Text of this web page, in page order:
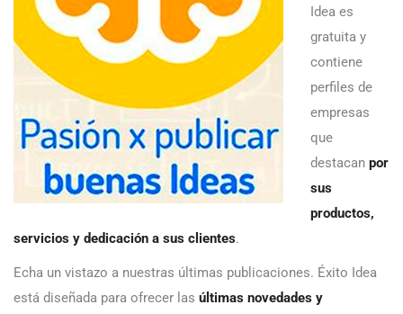
Idea es
gratuita y
contiene
perfiles de
empresas
que
destacan por
sus
productos,
servicios y dedicación a sus clientes.
Echa un vistazo a nuestras últimas publicaciones. Éxito Idea
está diseñada para ofrecer las últimas novedades y